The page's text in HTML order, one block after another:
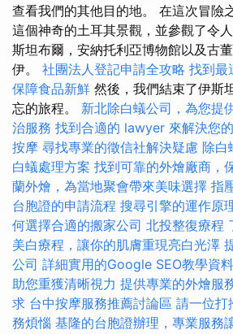
查看我們的其他目的地。 在這次冒險
這個神奇的土耳其景觀，並參觀了令
斯坦布爾，安納托利亞博物館以及古
伊。 社團法人登記申請全攻略 找到最
保障食品新鮮 然後，我們結束了伊斯
忘的旅程。 新北除白蟻公司，為您提
治服務 找到合適的 lawyer 來解決您
按摩 尋找專業的徵信社解決疑慮 除白
白蟻處理方案 找到可靠的外燴廠商，
蘭外燴，為當地聚會帶來美味選擇 指
台胞證的申請流程 搜尋引擎的運作原
何選擇合適的搬家公司 北投整復療程
美白療程，讓你的肌膚重現亮白光澤
公司 詳細實用的Google SEO教學資料
助您重獲清晰視力 提供專業的外燴服
求 台中按摩服務推薦討論區 請一位打
務煩惱 基隆的台胞證辦理，專業服務